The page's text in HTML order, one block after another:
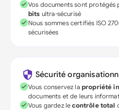
Vos documents sont protégés
bits ultra-sécurisé
Nous sommes certifiés ISO
sécurisées
Sécurité
Vous conservez lapropriété
documents et de leurs
Vous gardez lecontrôle total